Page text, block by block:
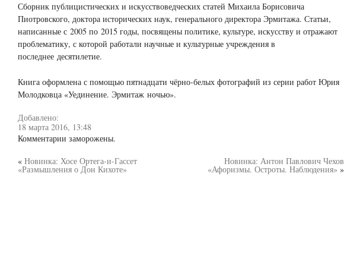
Сборник публицистических и искусствоведческих статей Михаила Борисовича
Пиотровского, доктора исторических наук, генерального директора Эрмитажа. Статьи,
написанные с 2005 по 2015 годы, посвящены политике, культуре, искусству и отражают
проблематику, с которой работали научные и культурные учреждения в
последнее десятилетие.
Книга оформлена с помощью пятнадцати чёрно-белых фотографий из серии работ Юрия
Молодковца «Уединение. Эрмитаж ночью».
Добавлено:
18 марта 2016, 13:48
Комментарии заморожены.
« Новинка: Хосе Ортега-и-Гассет
«Размышления о Дон Кихоте»
Новинка: Антон Павлович Чехов
«Афоризмы. Остроты. Наблюдения» »